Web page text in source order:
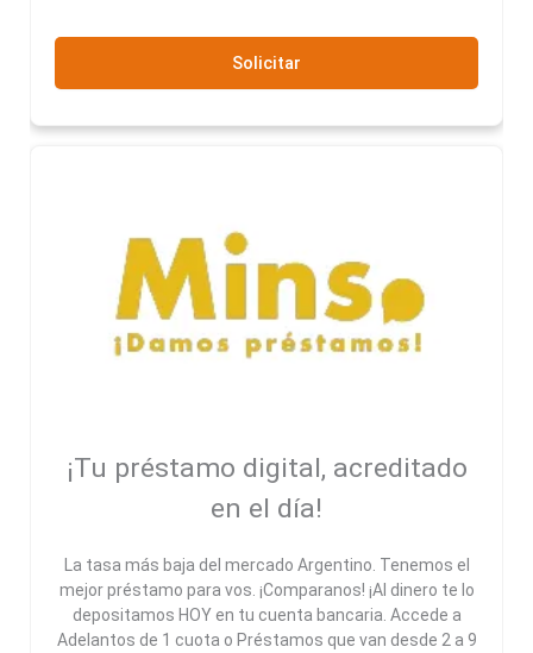
Solicitar
¡Tu préstamo digital, acreditado
en el día!
La tasa más baja del mercado Argentino. Tenemos el
mejor préstamo para vos. ¡Comparanos! ¡Al dinero te lo
depositamos HOY en tu cuenta bancaria. Accede a
Adelantos de 1 cuota o Préstamos que van desde 2 a 9